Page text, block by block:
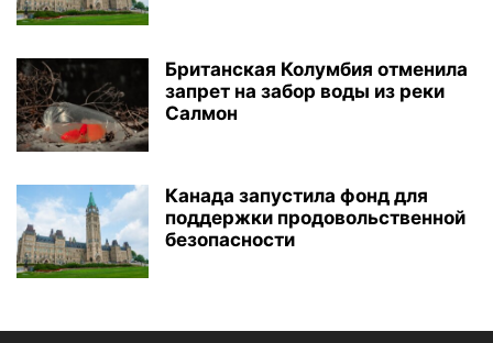
Британская Колумбия отменила
запрет на забор воды из реки
Салмон
Канада запустила фонд для
поддержки продовольственной
безопасности